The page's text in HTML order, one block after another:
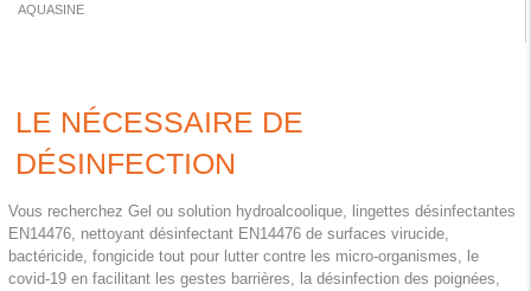
AQUASINE
LE NÉCESSAIRE DE
DÉSINFECTION
Vous recherchez Gel ou solution hydroalcoolique, lingettes désinfectantes
EN14476, nettoyant désinfectant EN14476 de surfaces virucide,
bactéricide, fongicide tout pour lutter contre les micro-organismes, le
covid-19 en facilitant les gestes barrières, la désinfection des poignées,